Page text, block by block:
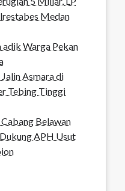
Medan
adik Warga Pekan
Asmara di
Tebing Tinggi
Belawan
APH Usut